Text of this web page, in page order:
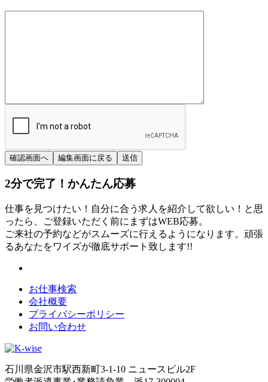
2分で完了！かんたん応募
仕事を見つけたい！自分に合う求人を紹介して欲しい！と思
ったら、ご登録いただく前にまずはWEB応募。
ご来社の予約などがスムーズに行えるようになります。頑張
るあなたをワイズが徹底サポート致します!!
お仕事検索
会社概要
プライバシーポリシー
お問い合わせ
石川県金沢市駅西新町3-1-10 ニュースビル2F